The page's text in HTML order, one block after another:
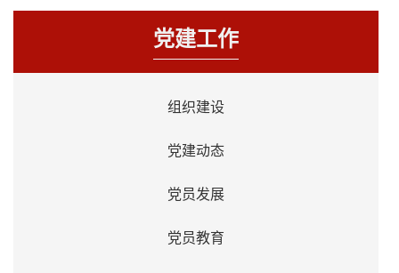
党建工作
组织建设
党建动态
党员发展
党员教育